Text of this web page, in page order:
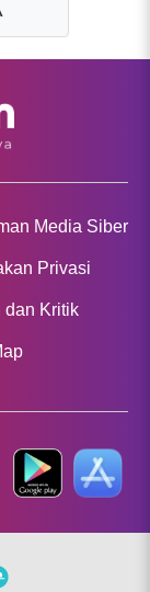
Media Siber
Privasi
dan Kritik